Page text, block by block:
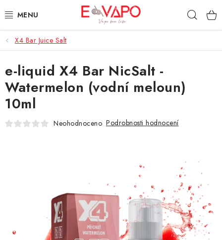
na
3D TISK
TIPY ZA DOBROU CENU
AROMATA A PŘÍCHUTĚ
BÁZE
NIKOTINOVÉ SÁČKY
DÁRKOVÉ VOUCHERY
X4 Bar Juice Salt
e-liquid X4 Bar NicSalt -
Watermelon (vodní meloun)
10ml
Neohodnoceno Podrobnosti hodnocení